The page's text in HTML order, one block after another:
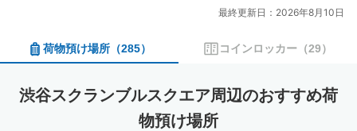
calendar
and
a
date.
and
a
date.
Press
最終更新日：2026年8月10日
荷物預け場所 （285） コインロッカー （29）
渋谷スクランブルスクエア周辺のおすすめ荷
物預け場所